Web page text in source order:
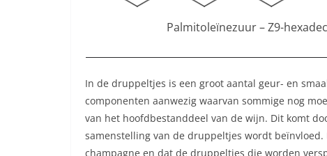
Palmitoleïnezuur – Z9-
In de druppeltjes is een groot aantal geur- en
componenten aanwezig waarvan sommige nog
van het hoofdbestanddeel van de wijn. Dit komt
samenstelling van de druppeltjes wordt
champagne en dat de druppeltjes die worden